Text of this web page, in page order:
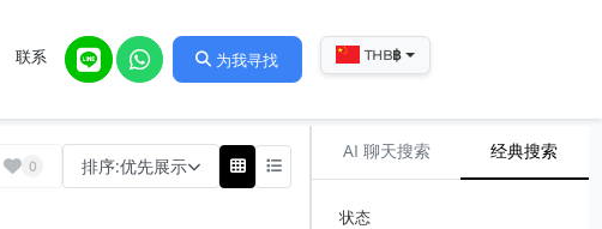
联系 为我寻找 THB฿
0 排序:优先展示
AI 聊天搜索 经典搜索
状态